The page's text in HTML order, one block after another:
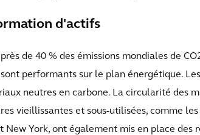
d'actifs
de 40 % des émissions mondiales de
performants sur le plan énergétique.
neutres en carbone. La circularité des
vieillissantes et sous-utilisées, comme
New York, ont également mis en place